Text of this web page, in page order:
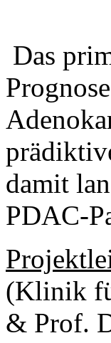
Das
damit
PDAC-
(Klinik
& Prof.